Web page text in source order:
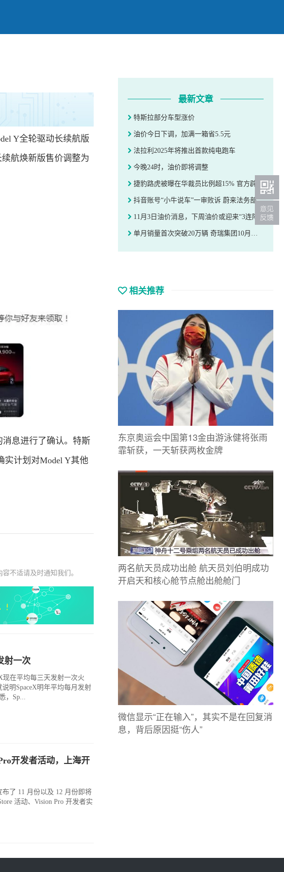
Y全轮驱动长续航版
航焕新版售价调整为
息进行了确认。特斯
实计划对Model Y其他
不适请及时通知我们。
射一次
在平均每三天发射一次火
SpaceX明年平均每月发射
，Sp...
开发者活动，上海开
了 11 月份以及 12 月份即将
活动、Vision Pro 开发者实
最新文章
特斯拉部分车型涨价
油价今日下调，加满一箱省5.5元
法拉利2025年将推出首款纯电跑车
今晚24时，油价即将调整
捷豹路虎被曝在华裁员比例超15% 官方辟谣：并未实施裁员
抖音账号“小牛说车”一审败诉 蔚来法务部：赔偿60万、致歉90天
11月3日油价消息，下周油价或迎来“3连降”
单月销量首次突破20万辆 奇瑞集团10月汽车销量再创新高
相关推荐
东京奥运会中国第13金由游泳健将张雨
霏斩获，一天斩获两枚金牌
两名航天员成功出舱 航天员刘伯明成功
开启天和核心舱节点舱出舱舱门
微信显示“正在输入”，其实不是在回复消
息，背后原因挺“伤人”